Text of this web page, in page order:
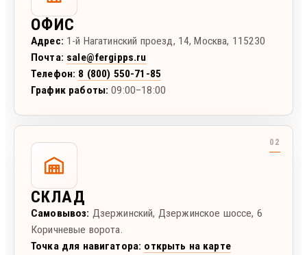
ОФИС
Адрес: 1-й Нагатинский проезд, 14,Москва, 115230
Почта: sale@fergipps.ru
Телефон: 8 (800) 550-71-85
График работы: 09:00–18:00
СКЛАД
Самовывоз: Дзержинский, Дзержинское шоссе, 6
Коричневые ворота.
Точка для навигатора: открыть на карте